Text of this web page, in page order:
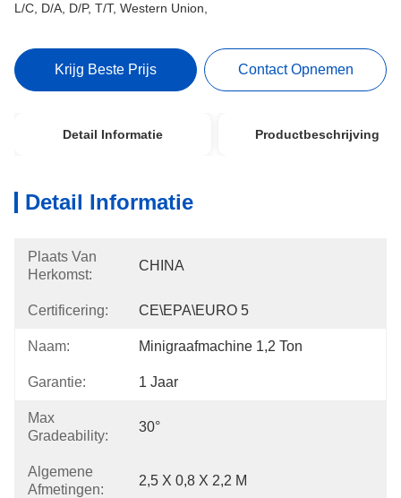
L/C, D/A, D/P, T/T, Western Union,
Krijg Beste Prijs Contact Opnemen
Detail Informatie Productbeschrijving
Detail Informatie
Plaats Van
Herkomst:
CHINA
Certificering: CE\EPA\EURO 5
Naam: Minigraafmachine 1,2 Ton
Garantie: 1 Jaar
Max
Gradeability:
30°
Algemene
Afmetingen:
2,5 X 0,8 X 2,2 M